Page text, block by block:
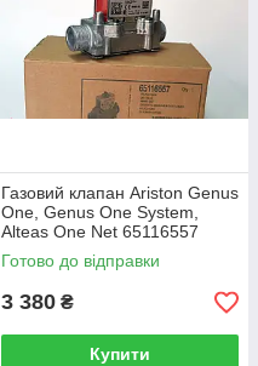
Газовий клапан Ariston Genus
One, Genus One System,
Alteas One Net 65116557
Готово до відправки
3 380 ₴
Купити